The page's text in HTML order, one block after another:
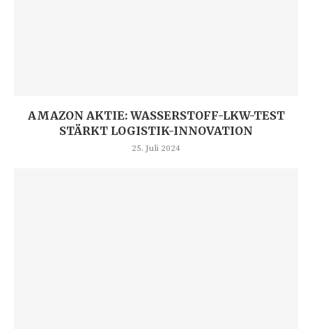
AMAZON AKTIE: WASSERSTOFF-LKW-TEST
STÄRKT LOGISTIK-INNOVATION
25. Juli 2024